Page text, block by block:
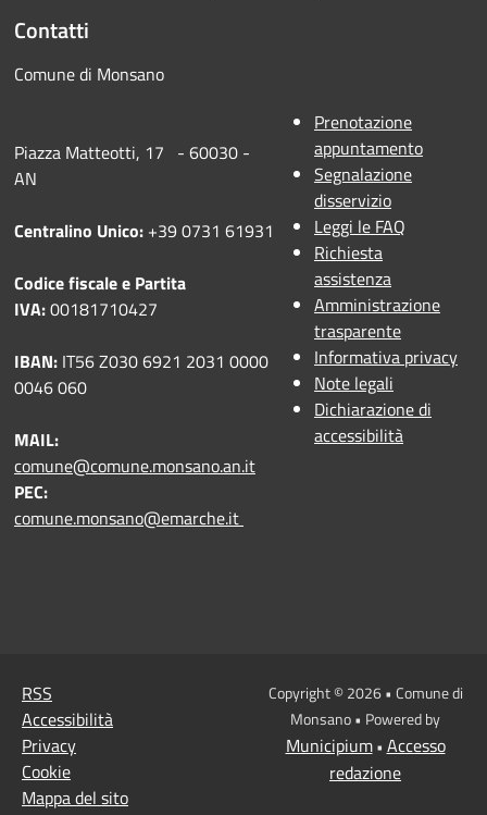
Contatti
Comune di Monsano
Piazza Matteotti, 17 - 60030 -
AN
Centralino Unico: +39 0731 61931
Codice fiscale e Partita
IVA:00181710427
IBAN: IT56 Z030 6921 2031 0000
0046 060
MAIL:
comune@comune.monsano.an.it
PEC:
comune.monsano@emarche.it
Prenotazione
appuntamento
Segnalazione
disservizio
Leggi le FAQ
Richiesta
assistenza
Amministrazione
trasparente
Informativa privacy
Note legali
Dichiarazione di
accessibilità
RSS
Accessibilità
Privacy
Cookie
Mappa del sito
Copyright © 2026 • Comune di
Monsano • Powered by
Municipium• Accesso
redazione